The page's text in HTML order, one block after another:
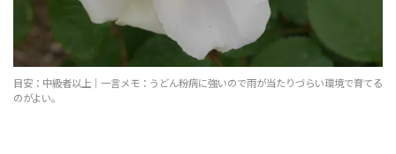
目安：中級者以上｜一言メモ：うどん粉病に強いので雨が当たりづらい環境で育てる
のがよい。